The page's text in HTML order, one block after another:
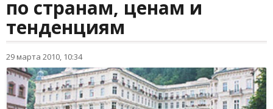
по странам, ценам и
тенденциям
29 марта 2010, 10:34